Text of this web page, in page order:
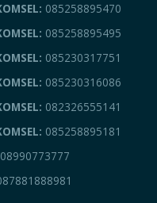
085258895470
085258895495
085230317751
085230316086
082326555141
085258895181
08990773777